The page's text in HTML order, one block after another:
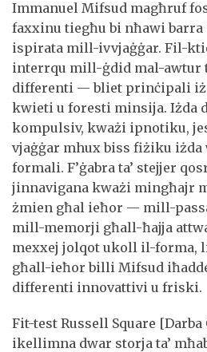
Immanuel Mifsud magħruf
faxxinu tiegħu bi nħawi barra
ispirata mill-ivvjaġġar. Fil-
interrqu mill-ġdid mal-awtur
differenti — bliet prinċipali
kwieti u foresti minsija. Iżda
kompulsiv, kważi ipnotiku,
vjaġġar mhux biss fiżiku
formali. F’ġabra ta’ stejjer
jinnavigana kważi mingħajr
żmien għal ieħor — mill-
mill-memorji għall-ħajja
mexxej jolqot ukoll il-forma,
għall-ieħor billi Mifsud
differenti innovattivi u friski.
Fit-test Russell Square
ikellimna dwar storja ta’